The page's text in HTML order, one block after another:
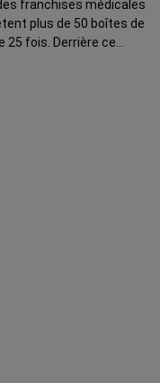
franchises médicales
plus de 50 boîtes de
25 fois. Derrière ce
touchées par un cancer,